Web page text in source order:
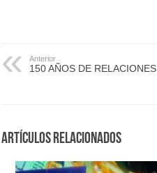
Anterior
150 AÑOS DE RELACIONES
Artículos Relacionados